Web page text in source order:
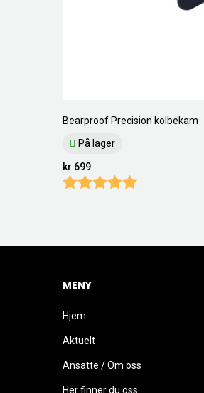
Bearproof Precision kolbekam
På lager
kr 699
Karakter:
MENY
Hjem
Aktuelt
Ansatte / Om oss
Her finner du oss